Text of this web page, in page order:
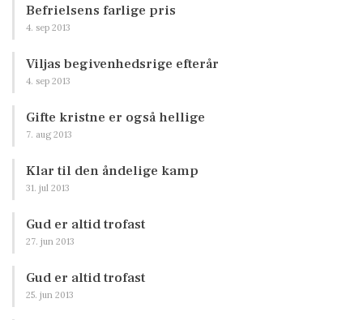
Befrielsens farlige pris
4. sep 2013
Viljas begivenhedsrige efterår
4. sep 2013
Gifte kristne er også hellige
7. aug 2013
Klar til den åndelige kamp
31. jul 2013
Gud er altid trofast
27. jun 2013
Gud er altid trofast
25. jun 2013